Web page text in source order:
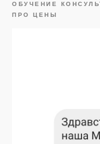
ОБУЧЕНИЕ
ПРО ЦЕНЫ